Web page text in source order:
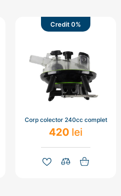
Credit 0%
Corp colector 240cc complet
420 lei